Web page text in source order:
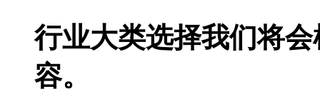
行业大类选择我们将
容。